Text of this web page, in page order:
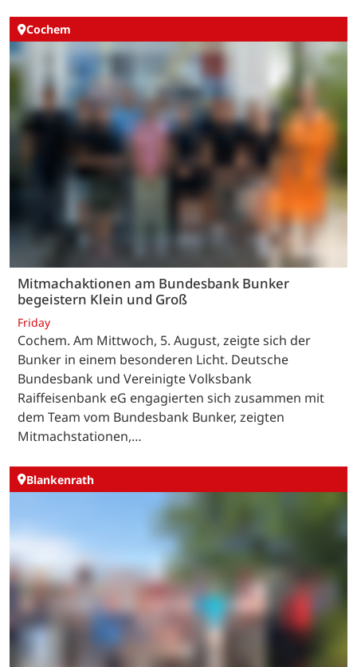
Cochem
Mitmachaktionen am Bundesbank Bunker
begeistern Klein und Groß
Friday
Cochem. Am Mittwoch, 5. August, zeigte sich der
Bunker in einem besonderen Licht. Deutsche
Bundesbank und Vereinigte Volksbank
Raiffeisenbank eG engagierten sich zusammen mit
dem Team vom Bundesbank Bunker, zeigten
Mitmachstationen,…
Blankenrath